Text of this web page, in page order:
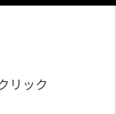
リック